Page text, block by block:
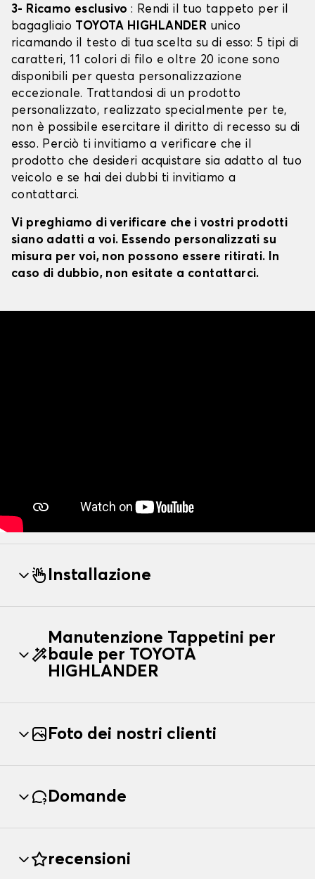
3- Ricamo esclusivo : Rendi il tuo tappeto per il
bagagliaio TOYOTA HIGHLANDER unico
ricamando il testo di tua scelta su di esso: 5 tipi di
caratteri, 11 colori di filo e oltre 20 icone sono
disponibili per questa personalizzazione
eccezionale. Trattandosi di un prodotto
personalizzato, realizzato specialmente per te,
non è possibile esercitare il diritto di recesso su di
esso. Perciò ti invitiamo a verificare che il
prodotto che desideri acquistare sia adatto al tuo
veicolo e se hai dei dubbi ti invitiamo a
contattarci.
Vi preghiamo di verificare che i vostri prodotti
siano adatti a voi. Essendo personalizzati su
misura per voi, non possono essere ritirati. In
caso di dubbio, non esitate a contattarci.
Installazione
Manutenzione Tappetini per
baule per TOYOTA
HIGHLANDER
Foto dei nostri clienti
Domande
recensioni